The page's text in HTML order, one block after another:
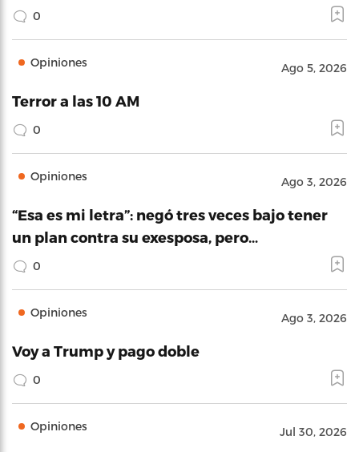
0
Opiniones Ago 5, 2026
Terror a las 10 AM
0
Opiniones Ago 3, 2026
“Esa es mi letra”: negó tres veces bajo tener
un plan contra su exesposa, pero…
0
Opiniones Ago 3, 2026
Voy a Trump y pago doble
0
Opiniones Jul 30, 2026